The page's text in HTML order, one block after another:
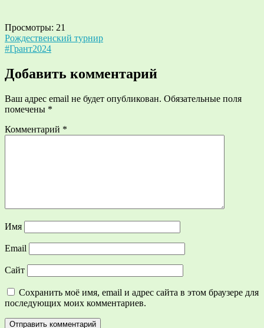
Просмотры: 21
Навигация
по
записям
Рождественский турнир
#Грант2024
Добавить комментарий
Ваш адрес email не будет опубликован. Обязательные поля
помечены *
Комментарий *
Имя
Email
Сайт
Сохранить моё имя, email и адрес сайта в этом браузере для
последующих моих комментариев.